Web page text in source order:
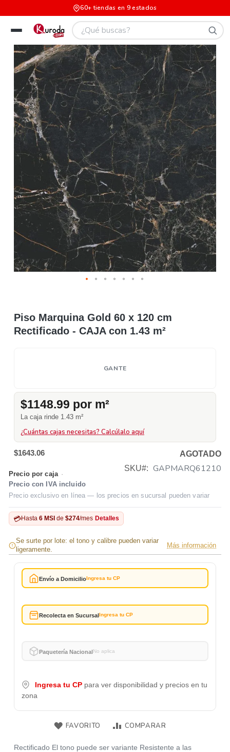
60+ tiendas en 9 estados
Piso Marquina Gold 60 x 120 cm
Rectificado - CAJA con 1.43 m²
GANTE
$1148.99 por m²
La caja rinde 1.43 m²
¿Cuántas cajas necesitas? Calcúlalo aquí
$1643.06
AGOTADO
SKU
GAPMARQ61210
Precio por caja ·
Precio con IVA incluido
Precio exclusivo en línea — los precios en sucursal pueden variar
💳Hasta 6 MSI de $274/mes Detalles
Se surte por lote: el tono y calibre pueden variar
ligeramente.
Más información
Envío a DomicilioIngresa tu CP
Recolecta en SucursalIngresa tu CP
Paquetería NacionalNo aplica
Ingresa tu CP para ver disponibilidad y precios en tu
zona
FAVORITO COMPARAR
Rectificado El tono puede ser variante Resistente a las